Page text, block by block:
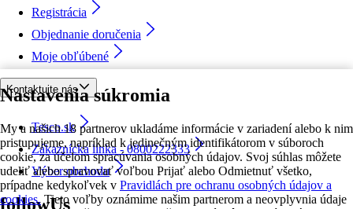
Nastavenia súkromia
My a našich 18 partnerov ukladáme informácie v zariadení alebo k nim
pristupujeme, napríklad k jedinečným identifikátorom v súboroch
cookie, za účelom spracúvania osobných údajov. Svoj súhlas môžete
udeliť alebo spravovať voľbou Prijať alebo Odmietnuť všetko,
prípadne kedykoľvek v Pravidlách pre ochranu osobných údajov a
cookies. Tieto voľby oznámime našim partnerom a neovplyvnia údaje
Registrácia
Objednanie doručenia
Moje obľúbené
Kontaktujte nás
Tesco.sk
Zákaznícka linka - 0800222333
Výber obchodu
followUs